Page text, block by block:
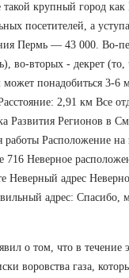
крупный город как
посетителей, а
Пермь — 43 000. Во-
во-вторых - декрет
понадобиться 3-6
2,91 км Все
Развития Регионов в
Расположение на
716 Неверное
Неверный адрес
адрес: Спасибо,
о том, что в течение
воровства газа,